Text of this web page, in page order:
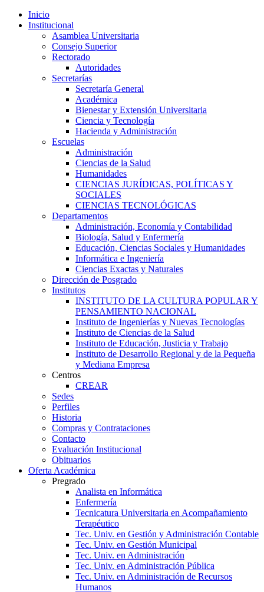
Inicio
Institucional
Asamblea Universitaria
Consejo Superior
Rectorado
Autoridades
Secretarías
Secretaría General
Académica
Bienestar y Extensión Universitaria
Ciencia y Tecnología
Hacienda y Administración
Escuelas
Administración
Ciencias de la Salud
Humanidades
CIENCIAS JURÍDICAS, POLÍTICAS Y
SOCIALES
CIENCIAS TECNOLÓGICAS
Departamentos
Administración, Economía y Contabilidad
Biología, Salud y Enfermería
Educación, Ciencias Sociales y Humanidades
Informática e Ingeniería
Ciencias Exactas y Naturales
Dirección de Posgrado
Institutos
INSTITUTO DE LA CULTURA POPULAR Y
PENSAMIENTO NACIONAL
Instituto de Ingenierías y Nuevas Tecnologías
Instituto de Ciencias de la Salud
Instituto de Educación, Justicia y Trabajo
Instituto de Desarrollo Regional y de la Pequeña
y Mediana Empresa
Centros
CREAR
Sedes
Perfiles
Historia
Compras y Contrataciones
Contacto
Evaluación Institucional
Obituarios
Oferta Académica
Pregrado
Analista en Informática
Enfermería
Tecnicatura Universitaria en Acompañamiento
Terapéutico
Tec. Univ. en Gestión y Administración Contable
Tec. Univ. en Gestión Municipal
Tec. Univ. en Administración
Tec. Univ. en Administración Pública
Tec. Univ. en Administración de Recursos
Humanos